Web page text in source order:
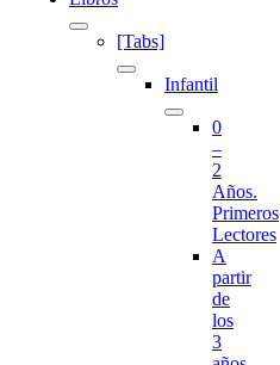
[Tabs]
Infantil
0
–
2
Años.
Primeros
Lectores
A
partir
de
los
3